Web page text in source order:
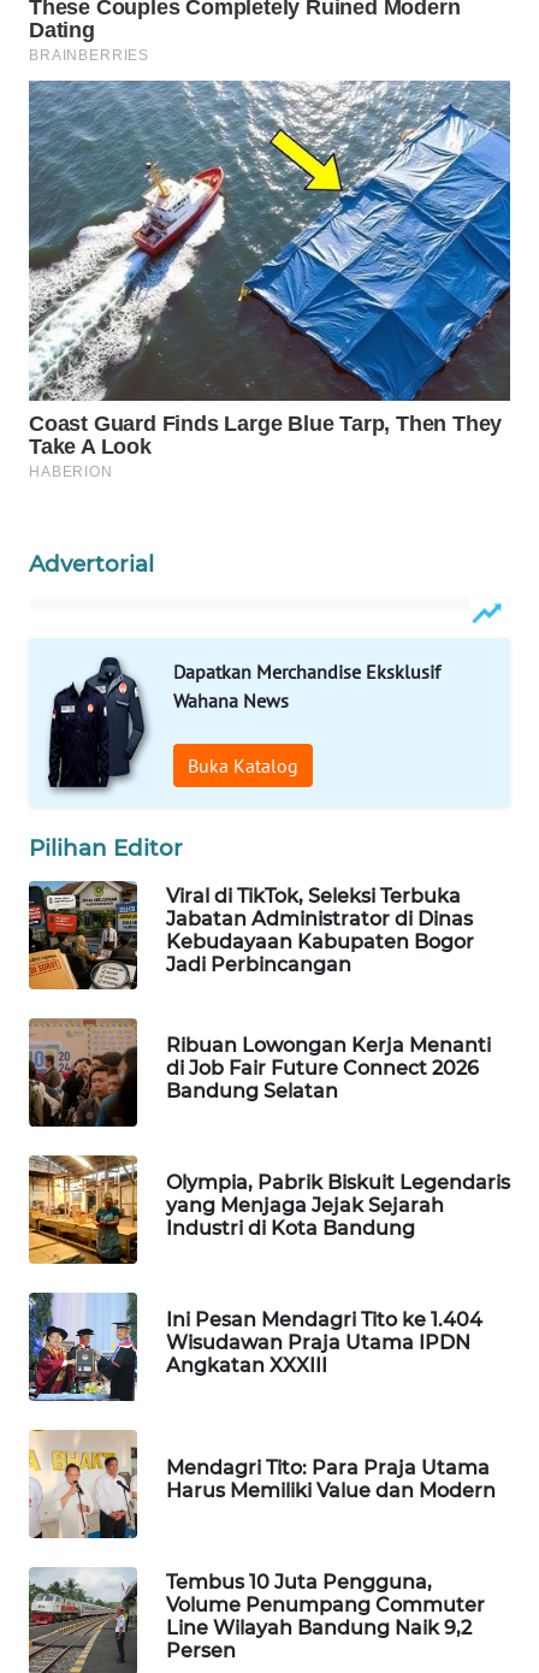
Advertorial
Dapatkan Merchandise Eksklusif
Wahana News
Buka Katalog
Pilihan Editor
Viral di TikTok, Seleksi Terbuka
Jabatan Administrator di Dinas
Kebudayaan Kabupaten Bogor
Jadi Perbincangan
Ribuan Lowongan Kerja Menanti
di Job Fair Future Connect 2026
Bandung Selatan
Olympia, Pabrik Biskuit Legendaris
yang Menjaga Jejak Sejarah
Industri di Kota Bandung
Ini Pesan Mendagri Tito ke 1.404
Wisudawan Praja Utama IPDN
Angkatan XXXIII
Mendagri Tito: Para Praja Utama
Harus Memiliki Value dan Modern
Tembus 10 Juta Pengguna,
Volume Penumpang Commuter
Line Wilayah Bandung Naik 9,2
Persen
WAHANA
WAHANA
UMKM
WAHANA
SELEB
WAHANA
PERSONA
WAHANA
OTOMOTIF
WISATA
LAPAK
WAHANA
Wahana
Network
LISTRIK
MASYARAKAT
KELISTRIKAN
WALINKI
ID
ID
MARTABAT
NET
WATCH
MKLI
LPKKI
LKKI
KOPEKLIN
PORTAL